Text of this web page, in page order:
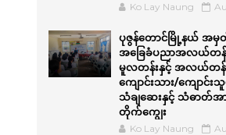
Ko Lay Naung
ပုဇွန်တောင်မြို့နယ် အမှ
အခြေခံပညာအလယ်တန်း
မူလတန်းနှင့် အလယ်တန်
ကျောင်းသား/ကျောင်းသူ
သံချဆေးနှင့် သံဓာတ်အာ
တိုက်ကျွေး
Ko Lay Naung